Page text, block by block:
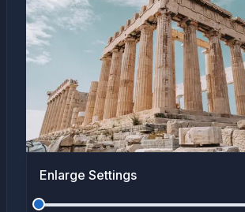
Enlarge Settings